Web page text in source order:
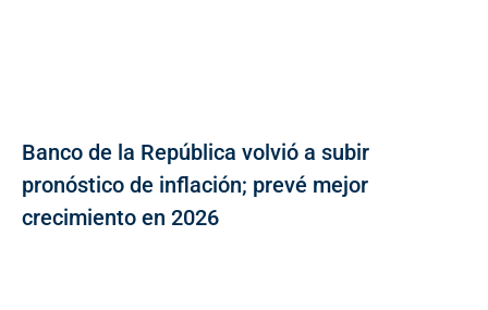
Banco de la República volvió a subir
pronóstico de inflación; prevé mejor
crecimiento en 2026